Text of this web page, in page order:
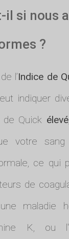
il si nous
?
l’Indice de
indiquer
Quick élevé
votre sang
ce qui
de
maladie
K, ou